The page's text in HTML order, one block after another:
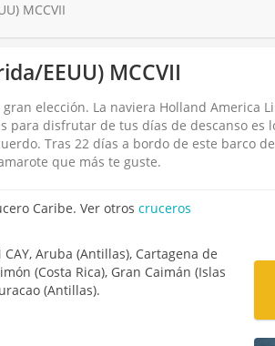
MCCVII
EEUU) MCCVII
elección. La naviera Holland America
disfrutar de tus días de descanso es
Tras 22 días a bordo de este barco
que más te guste.
Caribe. Ver otroscruceros
CAY, Aruba (Antillas), Cartagena de
(Costa Rica), Gran Caimán (Islas
(Antillas).